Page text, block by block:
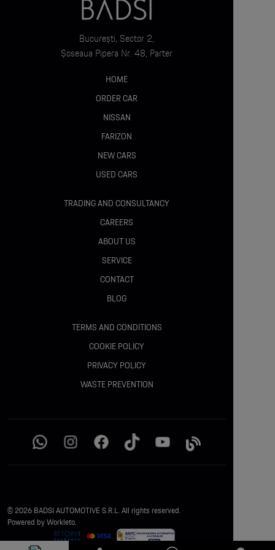
Volan reglabil electric pe înălțime și profunzime
Volan încălzit
Padele volan (setări frânare regenerativă)
Banchetă spate rabatabilă 6:4
Tetiere reglabile pe înălțime
Tetiere scaune față reglabile pe orizontală
Sistem fixare scaun copil ISOFIX
Scaune față cu funcție „Relaxion Premium”
Scaun șofer cu memorie
Scaune față încălzite (3 trepte)
Scaune spate încălzite
București, Sector 2,
Șoseaua Pipera Nr. 48, Parter
HOME
ORDER CAR
NISSAN
FARIZON
NEW CARS
USED CARS
TRADING AND CONSULTANCY
CAREERS
ABOUT US
SERVICE
CONTACT
BLOG
TERMS AND CONDITIONS
COOKIE POLICY
PRIVACY POLICY
WASTE PREVENTION
© 2026 BADSI AUTOMOTIVE S.R.L. All rights reserved.
Powered by Workleto.